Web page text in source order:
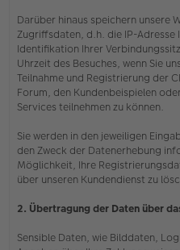
Darüber hinaus speichern unsere
Zugriffsdaten, d.h. die IP-Adresse
Identifikation Ihrer
Uhrzeit des Besuches, wenn Sie
Teilnahme und Registrierung der
Forum, den Kundenbeispielen
Services teilnehmen zu können.
Sie werden in den jeweiligen
den Zweck der Datenerhebung
Möglichkeit, Ihre
über unseren Kundendienst zu
2. Übertragung der Daten über
Sensible Daten, wie Bilddaten,